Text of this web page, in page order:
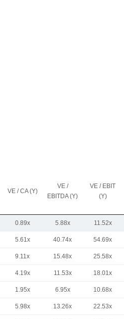
VE / CA (Y)
VE /
EBITDA (Y)
VE / EBIT
(Y)
0.89x 5.88x 11.52x
5.61x 40.74x 54.69x
9.11x 15.48x 25.58x
4.19x 11.53x 18.01x
1.95x 6.95x 10.68x
5.98x 13.26x 22.53x